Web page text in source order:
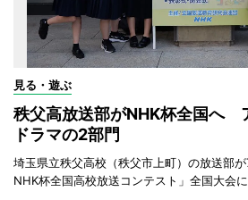
見る・遊ぶ
秩父高放送部がNHK杯全国へ
ドラマの2部門
埼玉県立秩父高校（秩父市上町）の放送部
NHK杯全国高校放送コンテスト」全国大会に